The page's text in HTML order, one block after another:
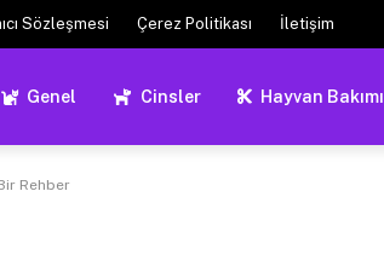
Sözleşmesi Çerez Politikası İletişim
Genel Cinsler Hayvan Bakımı
Rehber